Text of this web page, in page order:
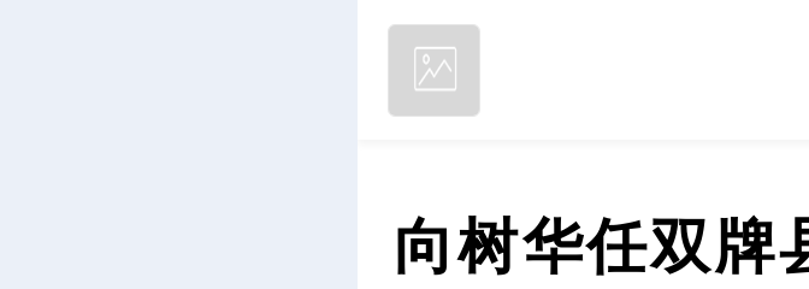
向树华任双牌